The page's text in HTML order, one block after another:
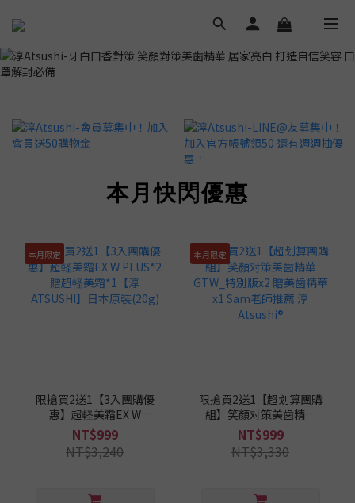
本月快閃優惠
本月限定
限搶買2送1【3入團購優
惠】超軽美霜EX W
PLUS*2 贈超軽美霜
*1【淳ATSUSHI】日本原
裝(20g)
NT$999
NT$3,240
本月限定
限搶買2送1【超划算團購
組】笑顏对策美歯精華
GTW_特別版x2 贈美歯精
Atsushi®
NT$999
NT$3,330